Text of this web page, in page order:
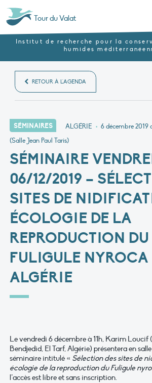
Tour du Valat
Institut de recherche pour la
humides
RETOUR À L'AGENDA
SÉMINAIRES ALGÉRIE • 6 décembre 2019
(Salle Jean Paul Taris)
SÉMINAIRE
06/12/2019 –
SITES DE
ÉCOLOGIE DE LA
REPRODUCTION DU
FULIGULE NYROCA
ALGÉRIE
Le vendredi 6 décembre à 11h, Karim
Bendjedid, El Tarf, Algérie) présentera en
séminaire intitulé « Sélection des sites de
écologie de la reproduction du Fuligule
l’accès est libre et sans inscription.